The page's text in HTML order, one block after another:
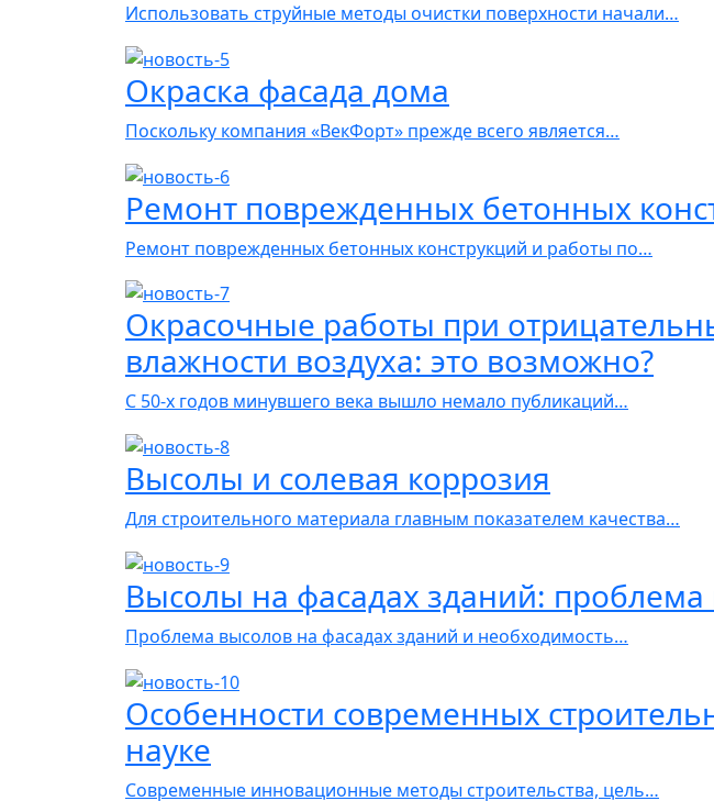
Использовать струйные методы очистки поверхности начали…
Окраска фасада дома
Поскольку компания «ВекФорт» прежде всего является…
Ремонт поврежденных бетонных
Ремонт поврежденных бетонных конструкций и работы по…
Окрасочные работы при
влажности воздуха: это возможно?
С 50-х годов минувшего века вышло немало публикаций…
Высолы и солевая коррозия
Для строительного материала главным показателем качества…
Высолы на фасадах зданий: проблема
Проблема высолов на фасадах зданий и необходимость…
Особенности современных
науке
Современные инновационные методы строительства, цель…